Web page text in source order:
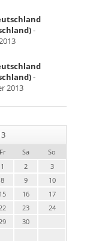
-
-
2013
Fr Sa
So
1
2
3
8 9
10
15 16
17
23
24
30